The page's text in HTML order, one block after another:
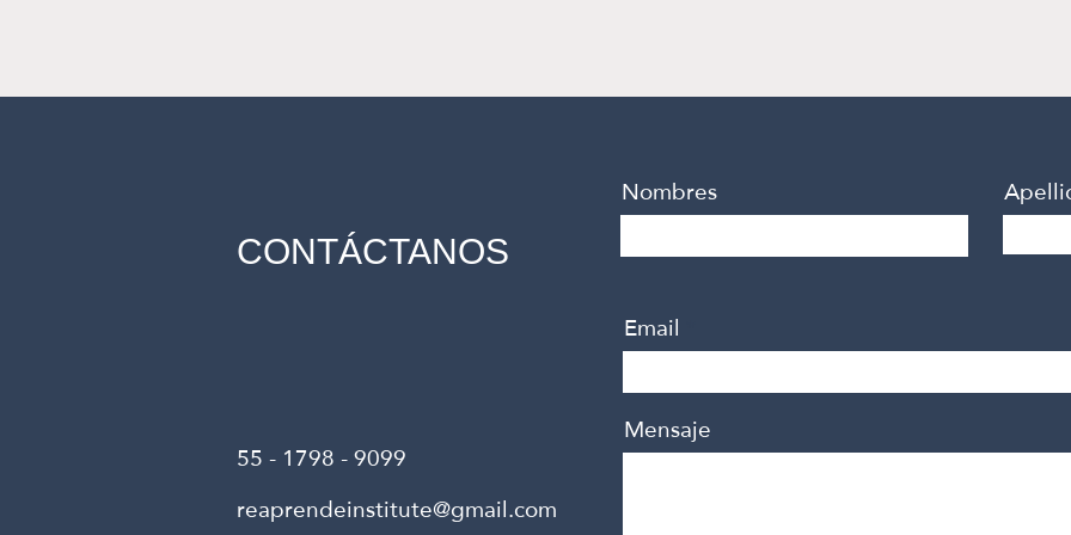
CONTÁCTANOS
55 - 1798 - 9099
reaprendeinstitute@gmail.com
Nombres
Email
Mensaje